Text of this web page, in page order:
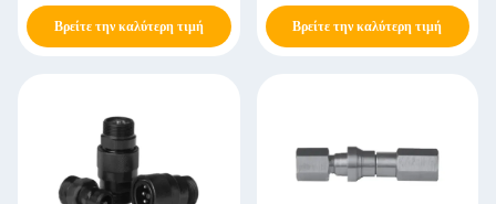
Βρείτε την καλύτερη τιμή
Dn52
Βρείτε την καλύτερη τιμή